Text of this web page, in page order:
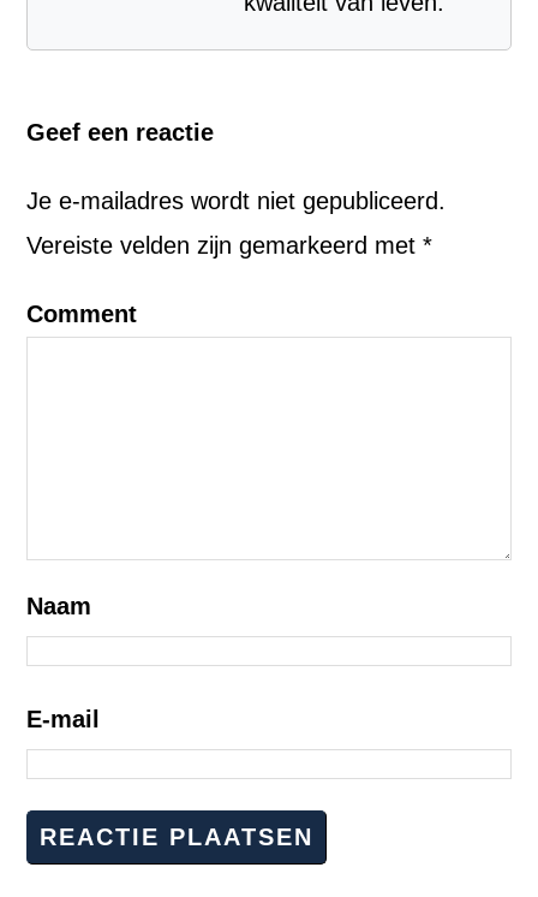
Geef een reactie
Je e-mailadres wordt niet gepubliceerd.
Vereiste velden zijn gemarkeerd met*
Comment
Naam
E-mail